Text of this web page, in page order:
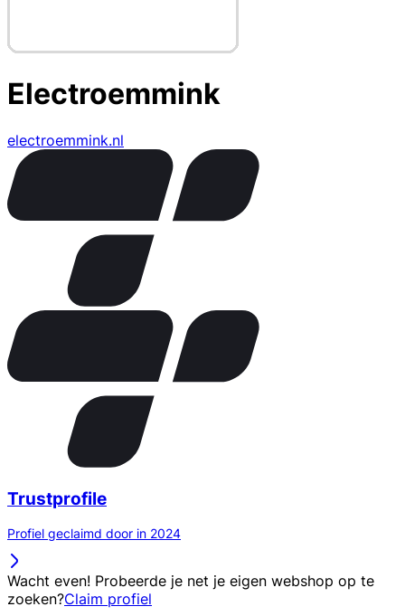
Electroemmink
electroemmink.nl
Trustprofile
Profiel geclaimd door in 2024
Wacht even! Probeerde je net je eigen webshop op te
zoeken?Claim profiel